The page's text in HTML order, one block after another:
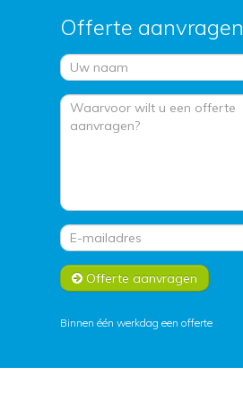
Offerte aanvragen
Offerte aanvragen
Binnen één werkdag een offerte